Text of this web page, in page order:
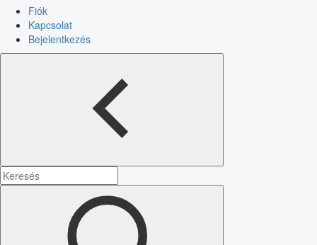
Fiók
Kapcsolat
Bejelentkezés